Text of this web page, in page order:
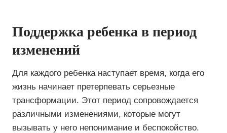
Поддержка ребенка в период
изменений
Для каждого ребенка наступает время, когда его
жизнь начинает претерпевать серьезные
трансформации. Этот период сопровождается
различными изменениями, которые могут
вызывать у него непонимание и беспокойство.